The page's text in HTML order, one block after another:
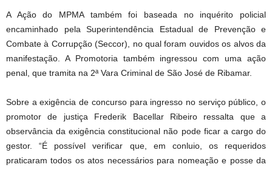
A Ação do MPMA também foi baseada no inquérito policial
encaminhado pela Superintendência Estadual de Prevenção e
Combate à Corrupção (Seccor), no qual foram ouvidos os alvos da
manifestação. A Promotoria também ingressou com uma ação
penal, que tramita na 2ª Vara Criminal de São José de Ribamar.
Sobre a exigência de concurso para ingresso no serviço público, o
promotor de justiça Frederik Bacellar Ribeiro ressalta que a
observância da exigência constitucional não pode ficar a cargo do
gestor. “É possível verificar que, em conluio, os requeridos
praticaram todos os atos necessários para nomeação e posse da